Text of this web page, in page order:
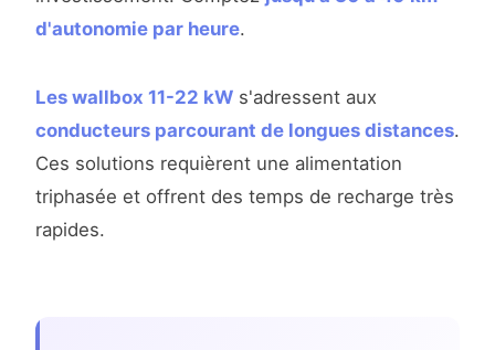
d'autonomie par heure.
Les wallbox 11-22 kW s'adressent aux
conducteurs parcourant de longues distances.
Ces solutions requièrent une alimentation
triphasée et offrent des temps de recharge très
rapides.